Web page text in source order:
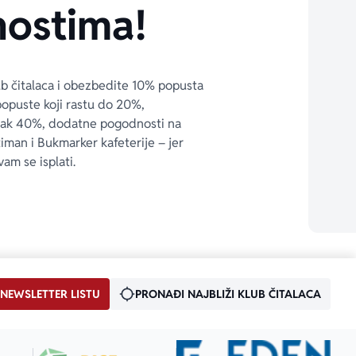
čitalaca i obezbedite 10% popusta
koji rastu do 20%,
40%, dodatne pogodnosti na
i Bukmarker kafeterije – jer
se isplati.
LISTU PRONAĐI NAJBLIŽI KLUB ČITALACA